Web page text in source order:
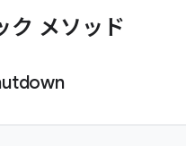
ク メソッド